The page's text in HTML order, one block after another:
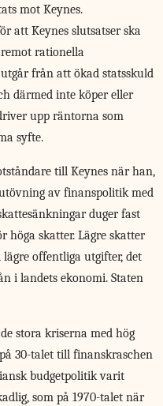
mot Keynes.
att Keynes slutsatser ska
rationella
från att ökad statsskuld
därmed inte köper eller
upp räntorna som
syfte.
till Keynes när han,
av finanspolitik med
duger fast
höga skatter. Lägre skatter
offentliga utgifter, det
i landets ekonomi. Staten
stora kriserna med hög
30-talet till finanskraschen
budgetpolitik varit
som på 1970-talet när